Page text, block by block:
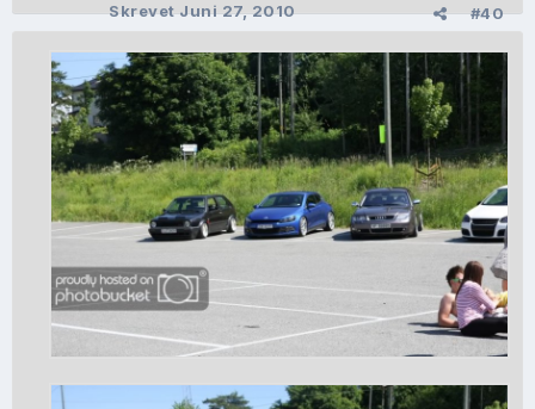
#40
SkrevetJuni 27, 2010